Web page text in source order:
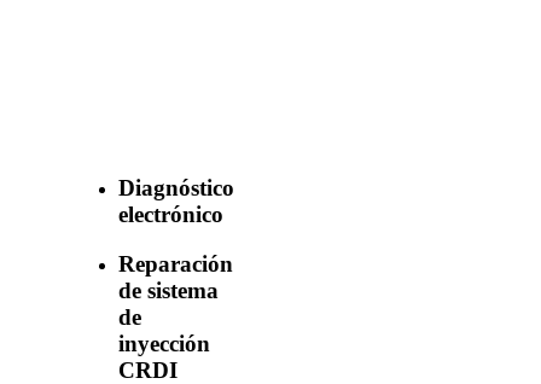
Diagnóstico
electrónico
Reparación
de sistema
de
inyección
CRDI